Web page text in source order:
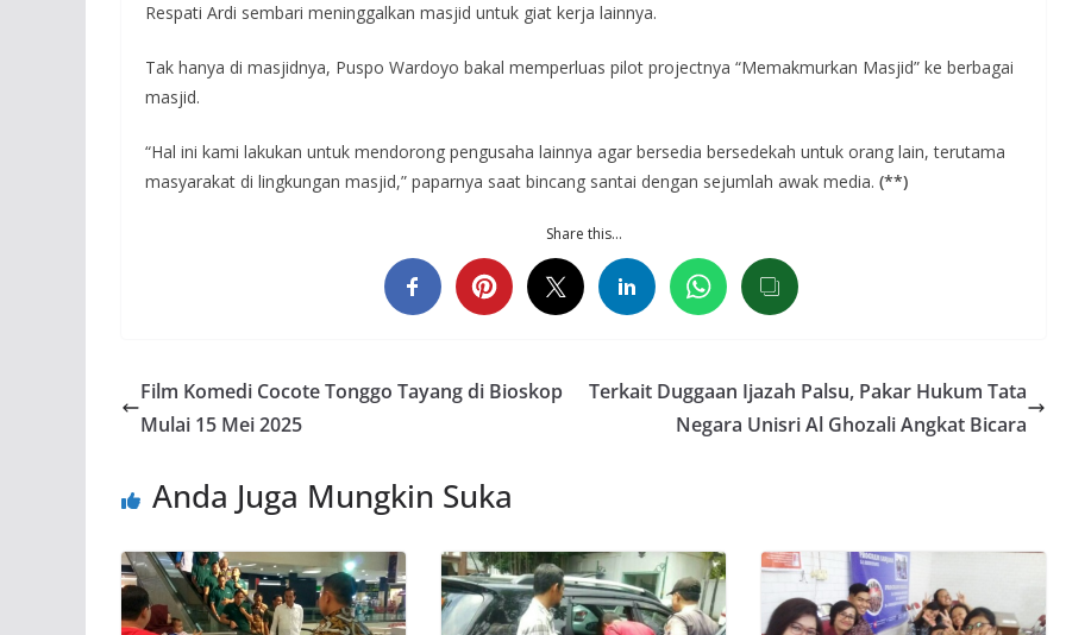
Respati Ardi sembari meninggalkan masjid untuk giat kerja lainnya.
Tak hanya di masjidnya, Puspo Wardoyo bakal memperluas pilot projectnya “Memakmurkan Masjid” ke berbagai
masjid.
“Hal ini kami lakukan untuk mendorong pengusaha lainnya agar bersedia bersedekah untuk orang lain, terutama
masyarakat di lingkungan masjid,” paparnya saat bincang santai dengan sejumlah awak media. (**)
Share this…
Film Komedi Cocote Tonggo Tayang di Bioskop
Mulai 15 Mei 2025
Terkait Duggaan Ijazah Palsu, Pakar Hukum Tata
Negara Unisri Al Ghozali Angkat Bicara
Anda Juga Mungkin Suka